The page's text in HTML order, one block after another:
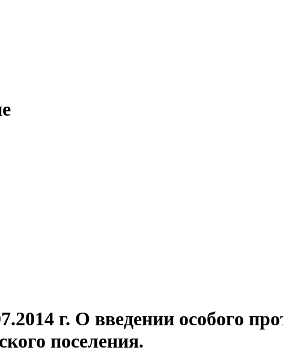
г. О введении особого
поселения.